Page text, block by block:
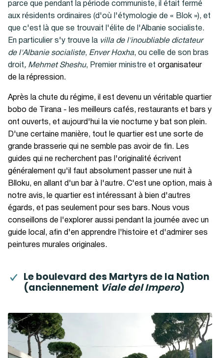
parce que pendant la période communiste, il était fermé
aux résidents ordinaires (d'où l'étymologie de « Blok »), et
que c'est là que se trouvait l'élite de l'Albanie socialiste.
En particulier s'y trouve la villa de l'inoubliable dictateur
de l'Albanie socialiste, Enver Hoxha, ou celle de son bras
droit, Mehmet Sheshu, Premier ministre et organisateur
de la répression.
Après la chute du régime, il est devenu un véritable quartier
bobo de Tirana - les meilleurs cafés, restaurants et bars y
ont ouverts, et aujourd'hui la vie nocturne y bat son plein.
D'une certaine manière, tout le quartier est une sorte de
grande brasserie qui ne semble pas avoir de fin. Les
guides qui ne recherchent pas l'originalité écrivent
généralement qu'il faut absolument passer une nuit à
Blloku, en allant d'un bar à l'autre. C'est une option, mais à
notre avis, le quartier est intéressant à bien d'autres
égards, et pas seulement pour ses bars. Nous vous
conseillons de l'explorer aussi pendant la journée avec un
guide local, afin d'en apprendre l'histoire et d'admirer ses
peintures murales originales.
Le boulevard des Martyrs de la Nation
(anciennement Viale del Impero)